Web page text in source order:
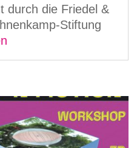
durch die Friedel &
Stiftung